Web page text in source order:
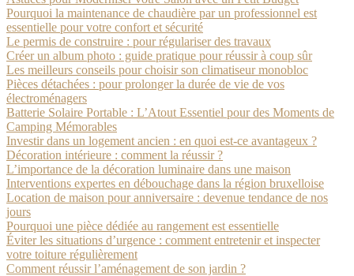
Pourquoi la maintenance de chaudière par un professionnel est
essentielle pour votre confort et sécurité
Le permis de construire : pour régulariser des travaux
Créer un album photo : guide pratique pour réussir à coup sûr
Les meilleurs conseils pour choisir son climatiseur monobloc
Pièces détachées : pour prolonger la durée de vie de vos
électroménagers
Batterie Solaire Portable : L’Atout Essentiel pour des Moments de
Camping Mémorables
Investir dans un logement ancien : en quoi est-ce avantageux ?
Décoration intérieure : comment la réussir ?
L’importance de la décoration luminaire dans une maison
Interventions expertes en débouchage dans la région bruxelloise
Location de maison pour anniversaire : devenue tendance de nos
jours
Pourquoi une pièce dédiée au rangement est essentielle
Éviter les situations d’urgence : comment entretenir et inspecter
votre toiture régulièrement
Comment réussir l’aménagement de son jardin ?